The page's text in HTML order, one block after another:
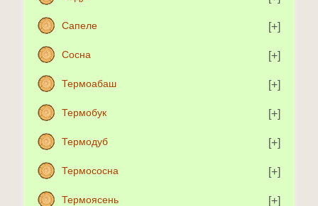
Сапеле
Сосна
Термоабаш
Термобук
Термодуб
Термососна
Термоясень